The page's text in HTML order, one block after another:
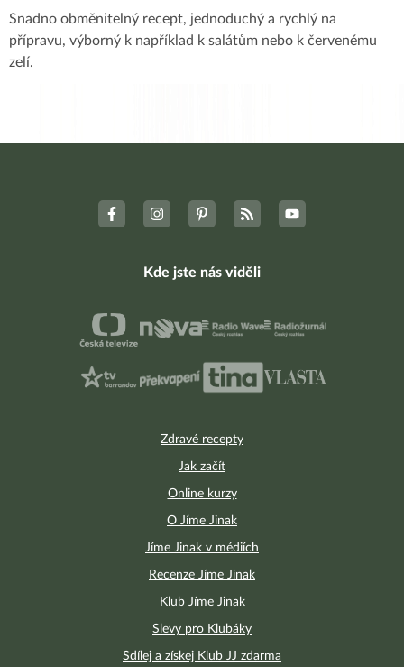
Snadno obměnitelný recept, jednoduchý a rychlý na
přípravu, výborný k například k salátům nebo k červenému
zelí.
Zdravé recepty
Jak začít
Online kurzy
O Jíme Jinak
Jíme Jinak v médiích
Recenze Jíme Jinak
Klub Jíme Jinak
Slevy pro Klubáky
Sdílej a získej Klub JJ zdarma
Kde jste nás viděli